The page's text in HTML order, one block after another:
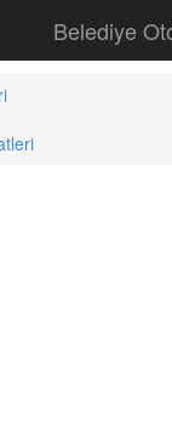
Belediye